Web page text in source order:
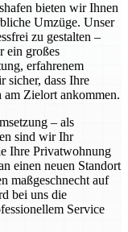
bieten wir Ihnen
Umzüge. Unser
zu gestalten –
ein großes
erfahrenem
sicher, dass Ihre
am Zielort ankommen.
– als
sind wir Ihr
Ihre Privatwohnung
einen neuen Standort
maßgeschnecht auf
bei uns die
Service